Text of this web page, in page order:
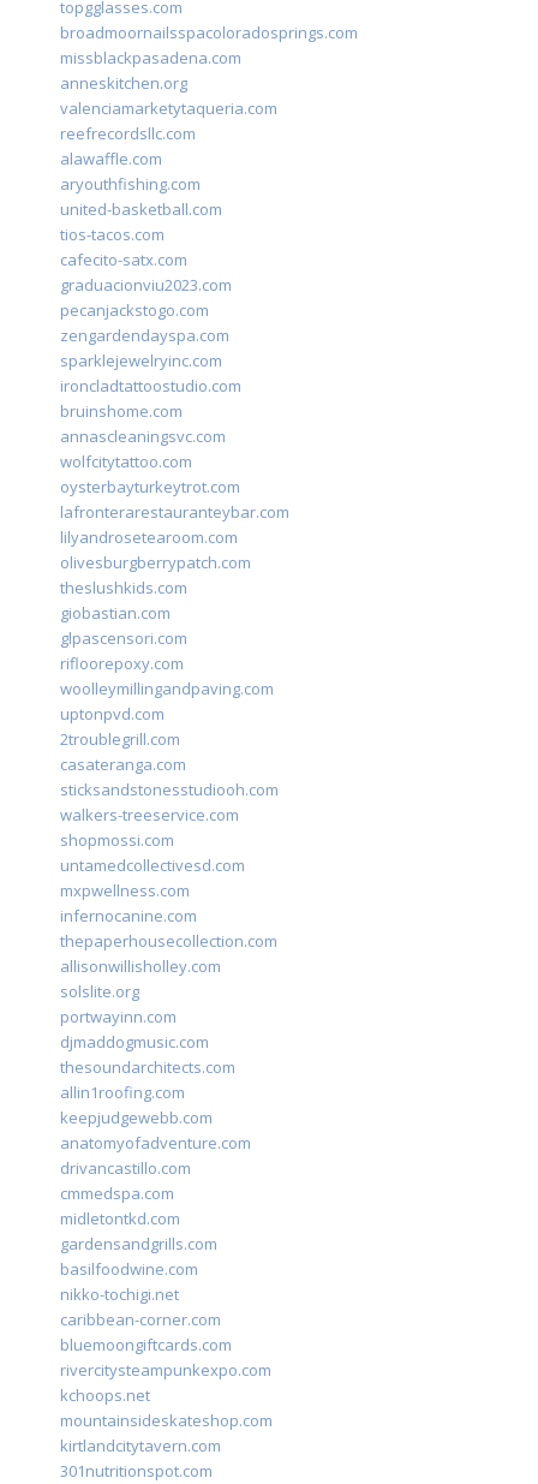
topgglasses.com
broadmoornailsspacoloradosprings.com
missblackpasadena.com
anneskitchen.org
valenciamarketytaqueria.com
reefrecordsllc.com
alawaffle.com
aryouthfishing.com
united-basketball.com
tios-tacos.com
cafecito-satx.com
graduacionviu2023.com
pecanjackstogo.com
zengardendayspa.com
sparklejewelryinc.com
ironcladtattoostudio.com
bruinshome.com
annascleaningsvc.com
wolfcitytattoo.com
oysterbayturkeytrot.com
lafronterarestauranteybar.com
lilyandrosetearoom.com
olivesburgberrypatch.com
theslushkids.com
giobastian.com
glpascensori.com
rifloorepoxy.com
woolleymillingandpaving.com
uptonpvd.com
2troublegrill.com
casateranga.com
sticksandstonesstudiooh.com
walkers-treeservice.com
shopmossi.com
untamedcollectivesd.com
mxpwellness.com
infernocanine.com
thepaperhousecollection.com
allisonwillisholley.com
solslite.org
portwayinn.com
djmaddogmusic.com
thesoundarchitects.com
allin1roofing.com
keepjudgewebb.com
anatomyofadventure.com
drivancastillo.com
cmmedspa.com
midletontkd.com
gardensandgrills.com
basilfoodwine.com
nikko-tochigi.net
caribbean-corner.com
bluemoongiftcards.com
rivercitysteampunkexpo.com
kchoops.net
mountainsideskateshop.com
kirtlandcitytavern.com
301nutritionspot.com